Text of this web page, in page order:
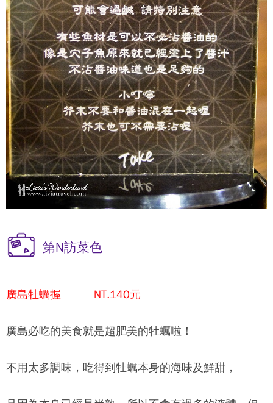
第N訪菜色
廣島牡蠣握 NT.140元
廣島必吃的美食就是超肥美的牡蠣啦！
不用太多調味，吃得到牡蠣本身的海味及鮮甜，